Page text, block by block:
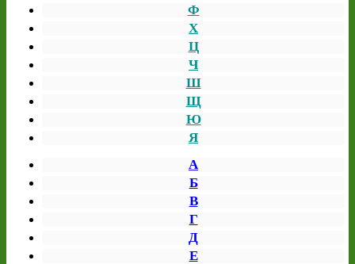
Ф
Х
Ц
Ч
Ш
Щ
Ю
Я
А
Б
В
Г
Д
Е